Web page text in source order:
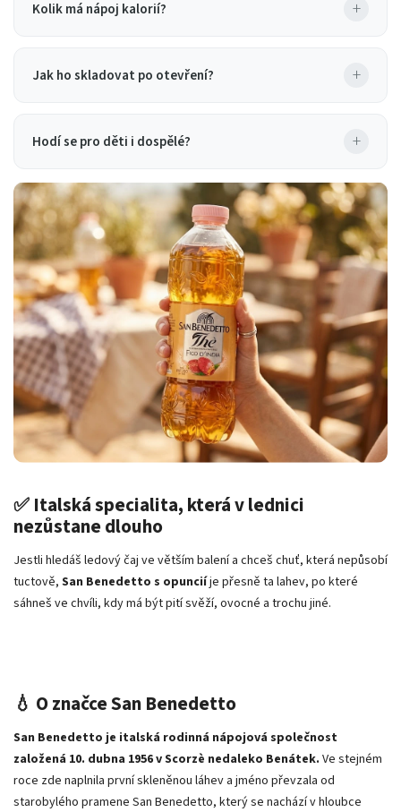
Kolik má nápoj kalorií? +
Jak ho skladovat po otevření? +
Hodí se pro děti i dospělé? +
✅ Italská specialita, která v lednici
nezůstane dlouho
Jestli hledáš ledový čaj ve větším balení a chceš chuť, která nepůsobí
tuctově, San Benedetto s opunciíje přesně ta lahev, po které
sáhneš ve chvíli, kdy má být pití svěží, ovocné a trochu jiné.
💧 O značce San Benedetto
San Benedetto je italská rodinná nápojová společnost
založená 10. dubna 1956 v Scorzè nedaleko Benátek. Ve stejném
roce zde naplnila první skleněnou láhev a jméno převzala od
starobylého pramene San Benedetto, který se nachází v hloubce